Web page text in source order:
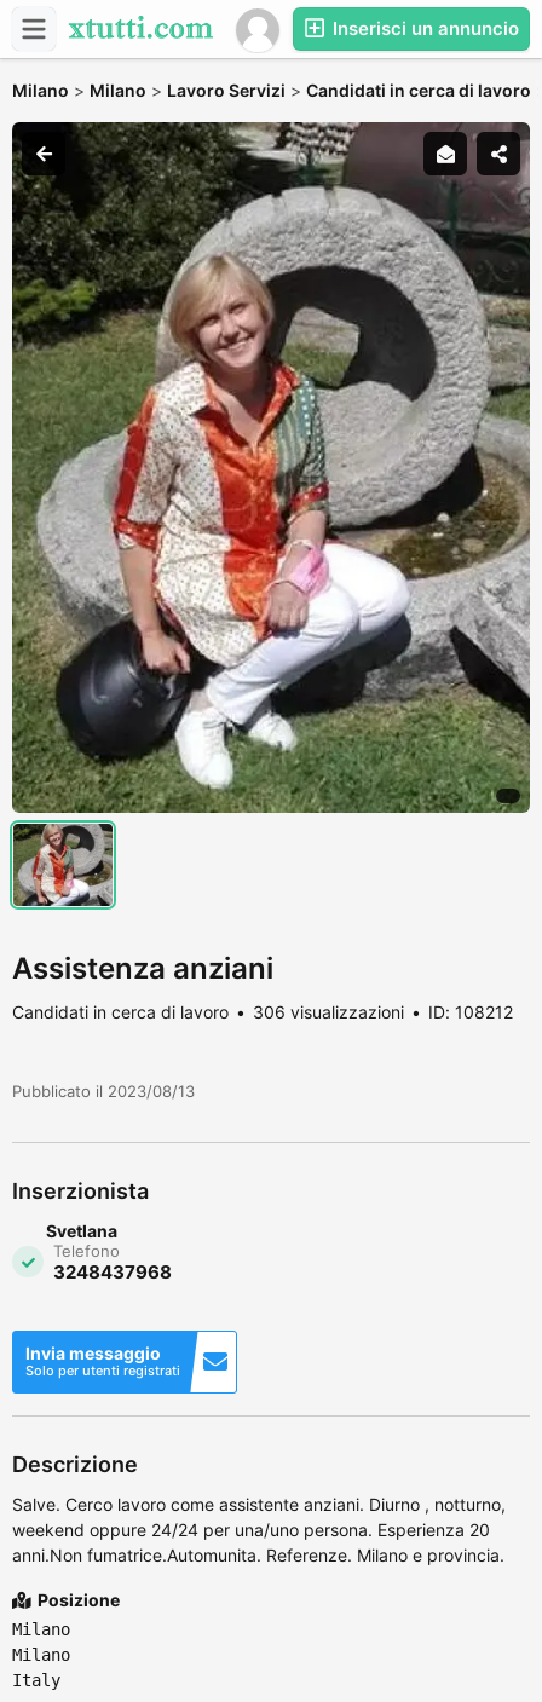
Inserisci un annuncio
Milano > Milano > Lavoro Servizi > Candidati in cerca di lavoro
Assistenza anziani
Candidati in cerca di lavoro 306 visualizzazioni ID: 108212
Pubblicato il 2023/08/13
Inserzionista
Svetlana
Telefono
3248437968
Invia messaggio
Solo per utenti registrati
Descrizione
Salve. Cerco lavoro come assistente anziani. Diurno , notturno,
weekend oppure 24/24 per una/uno persona. Esperienza 20
anni.Non fumatrice.Automunita. Referenze. Milano e provincia.
Posizione
Milano
Milano
Italy